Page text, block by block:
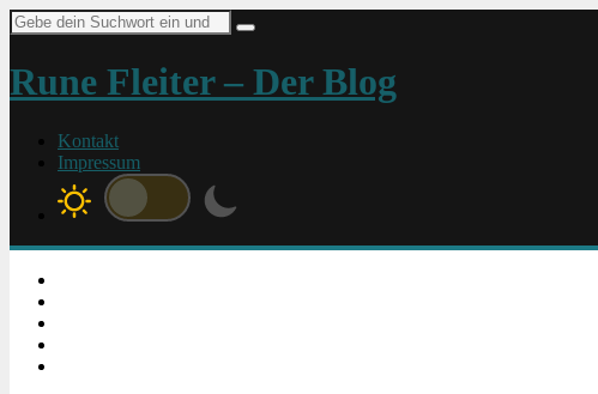
Suche
nach:
Rune Fleiter – Der Blog
Kontakt
Impressum